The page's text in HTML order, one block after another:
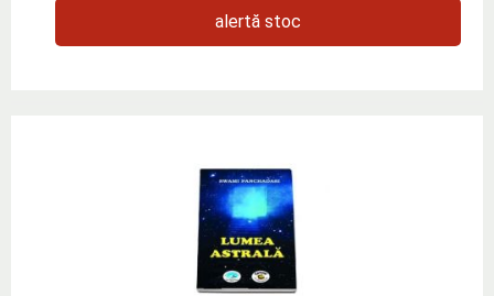
alertă stoc